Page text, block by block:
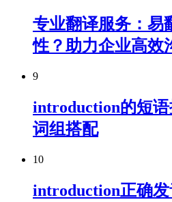
专业翻译服务：易
性？助力企业高效
9
introduction的短
词组搭配
10
introduction正确